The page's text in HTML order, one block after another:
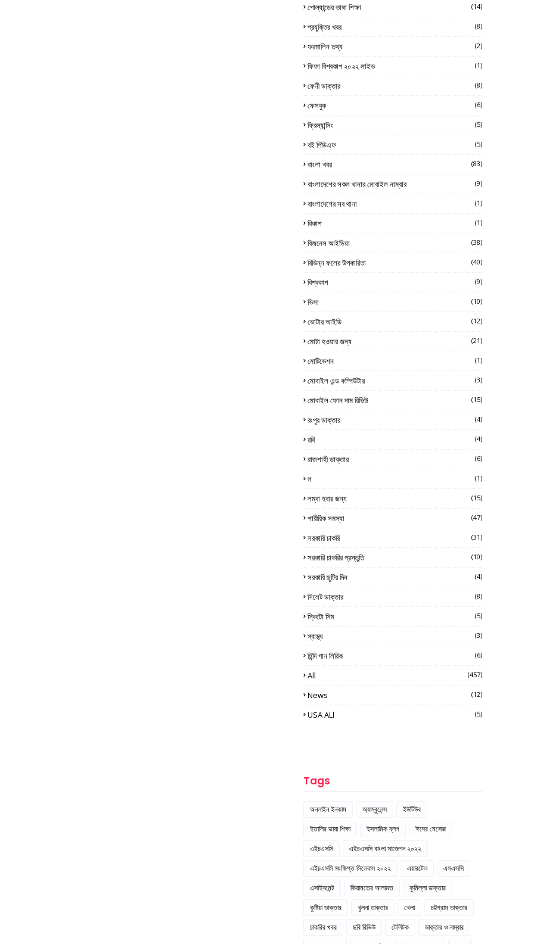
পোল্যান্ডের ভাষা শিক্ষা (14)
প্রযুক্তির খবর (8)
ফরমালিন তথ্য (2)
ফিফা বিশ্বকাপ ২০২২ লাইভ (1)
ফেনী ডাক্তার (8)
ফেসবুক (6)
ফ্রিল্যান্সিং (5)
বই পিডিএফ (5)
বাংলা খবর (83)
বাংলাদেশের সকল থানার মোবাইল নাম্বার (9)
বাংলাদেশের সব থানা (1)
বিকাশ (1)
বিজনেস আইডিয়া (38)
বিভিন্ন ফলের উপকারিতা (40)
বিশ্বকাপ (9)
ভিসা (10)
ভোটার আইডি (12)
মোটা হওয়ার জন্য (21)
মোটিভেশন (1)
মোবাইল এন্ড কম্পিউটার (3)
মোবাইল ফোন দাম রিভিউ (15)
রংপুর ডাক্তার (4)
রবি (4)
রাজশাহী ডাক্তার (6)
ল (1)
লম্বা হবার জন্য (15)
শারীরিক সমস্যা (47)
সরকারি চাকরি (31)
সরকারি চাকরির প্রস্তুতি (10)
সরকারি ছুটির দিন (4)
সিলেট ডাক্তার (8)
স্কিটো সিম (5)
স্বাস্থ্য (3)
হিন্দি গান লিরিক (6)
All (457)
News (12)
USA ALl (5)
Tags
অনলাইন ইনকাম অ্যাম্বুলেন্স
ইউটিউব
ইতালির ভাষা শিক্ষা
ইসলামিক ব্লগ
ঈদের মেসেজ
এইচএসসি
এইচএসসি বাংলা সাজেশন ২০২২
এইচএসসি সংক্ষিপ্ত সিলেবাস ২০২২
এয়ারটেল
এসএসসি
এসাইনমেন্ট
কিয়ামতের আলামত
কুমিল্লা ডাক্তার
কুষ্টিয়া ডাক্তার
খুলনা ডাক্তার খেলা
চট্টগ্রাম ডাক্তার
চাকরির খবর
ছবি রিভিউ টেলিটক
ডাক্তার ও নাম্বার